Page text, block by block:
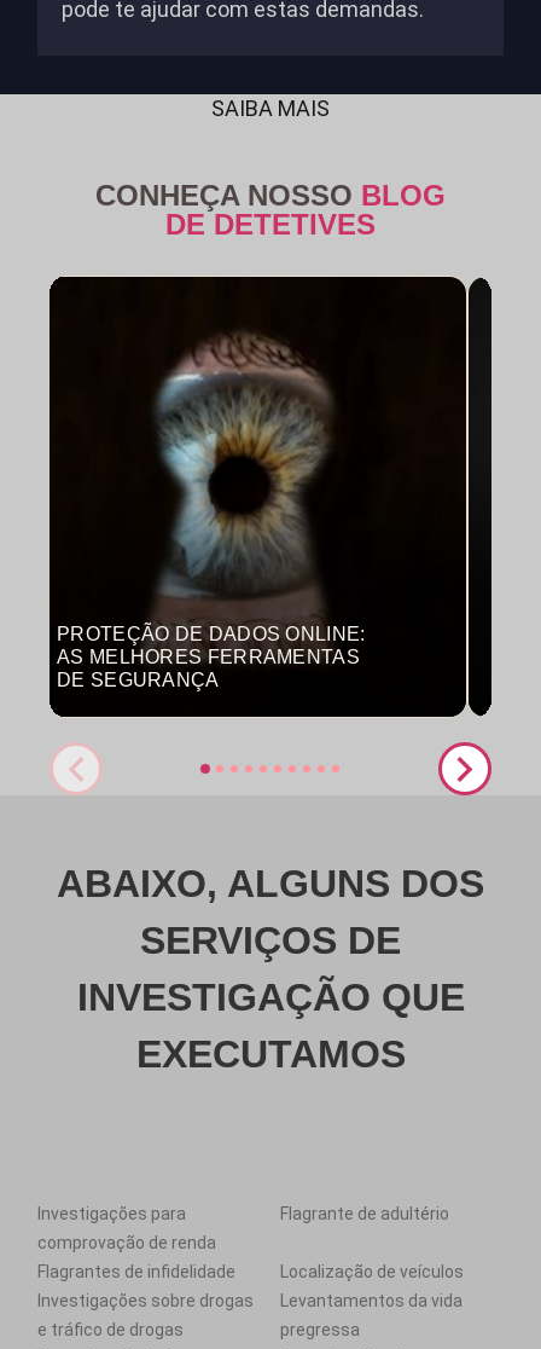
pode te ajudar com estas demandas.
SAIBA MAIS
CONHEÇA NOSSO BLOG
DE DETETIVES
PROTEÇÃO DE DADOS ONLINE:
AS MELHORES FERRAMENTAS
DE SEGURANÇA
ABAIXO, ALGUNS DOS
SERVIÇOS DE
INVESTIGAÇÃO QUE
EXECUTAMOS
Investigações para
comprovação de renda
Flagrante de adultério
Flagrantes de infidelidade
Localização de veículos
Investigações sobre drogas
e tráfico de drogas
Levantamentos da vida
pregressa